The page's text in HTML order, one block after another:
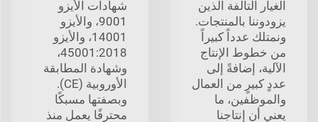
الغيار التالفة الذين
يزودوننا بالمنتجات.
ونمتلك عدداً كبيراً
من خطوط الإنتاج
الآلية، إضافةً إلى
عددٍ كبيرٍ من العمال
والموظفين، ما
يعني أن إنتاجنا
شهادات الأيزو
9001، والأيزو
14001، والأيزو
45001:2018،
وشهادة المطابقة
الأوروبية (CE).
وبصفتها مسبكًا
محترفًا يعمل منذ